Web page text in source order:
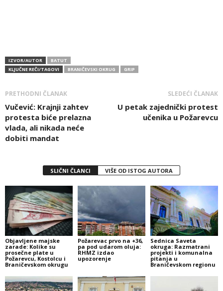
IZVOR/AUTOR
BATUT
KLJUČNE REČI/TAGOVI
BRANIČEVSKI OKRUG GRIP
PRETHODNI ČLANAK
Vučević: Krajnji zahtev
protesta biće prelazna
vlada, ali nikada neće
dobiti mandat
SLEDEĆI ČLANAK
U petak zajednički protest
učenika u Požarevcu
SLIČNI ČLANCI VIŠE OD ISTOG AUTORA
Objavljene majske
zarade: Kolike su
prosečne plate u
Požarevcu, Kostolcu i
Braničevskom okrugu
Požarevac prvo na +36,
pa pod udarom oluja:
RHMZ izdao
upozorenje
Sednica Saveta
okruga: Razmatrani
projekti i komunalna
pitanja u
Braničevskom regionu